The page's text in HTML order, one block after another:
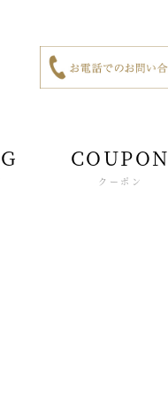
COUPON
クーポン